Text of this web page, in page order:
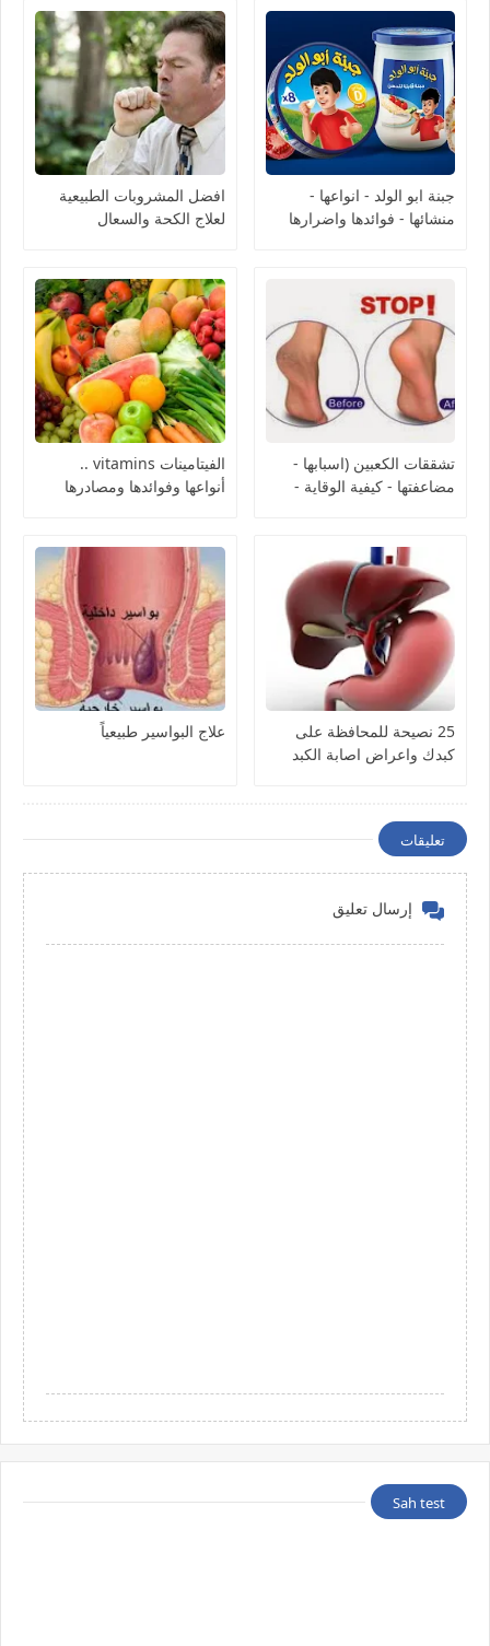
جبنة ابو الولد - انواعها -
منشائها - فوائدها واضرارها
افضل المشروبات الطبيعية
لعلاج الكحة والسعال
تشققات الكعبين (اسبابها -
مضاعفتها - كيفية الوقاية -
الفيتامينات vitamins ..
أنواعها وفوائدها ومصادرها
25 نصيحة للمحافظة على
كبدك واعراض اصابة الكبد
علاج البواسير طبيعياً
تعليقات
إرسال تعليق
Sah test